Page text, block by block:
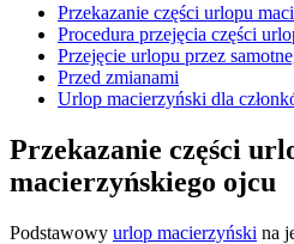
Przekazanie części urlopu
Procedura przejęcia części
Przejęcie urlopu przez
Przed zmianami
Urlop macierzyński dla
Przekazanie części
macierzyńskiego ojcu
Podstawowy urlop macierzyński na